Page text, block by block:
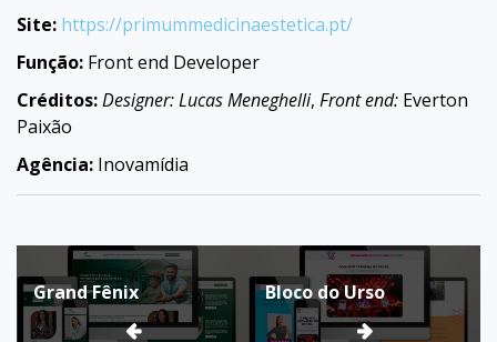
Site: https://primummedicinaestetica.pt/
Função: Front end Developer
Créditos:Designer: Lucas Meneghelli, Front end: Everton
Paixão
Agência: Inovamídia
Navegação
deGrand Fênix Bloco do Urso